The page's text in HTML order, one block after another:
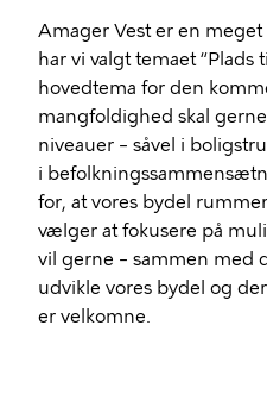
Amager Vest er en
har vi valgt temaet
hovedtema for den
mangfoldighed skal
niveauer – såvel i
i
for, at vores bydel
vælger at fokusere på
vil gerne – sammen med
udvikle vores bydel og
er velkomne.